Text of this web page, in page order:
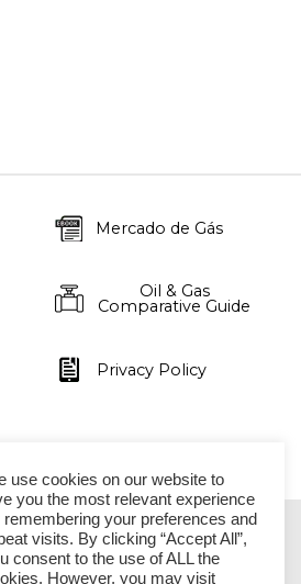
Mercado de Gás
Oil & Gas
Comparative Guide
Privacy Policy
SÃO PAULO
use cookies on our website to
you the most relevant experience
remembering your preferences and
visits. By clicking “Accept All”,
consent to the use of ALL the
However, you may visit